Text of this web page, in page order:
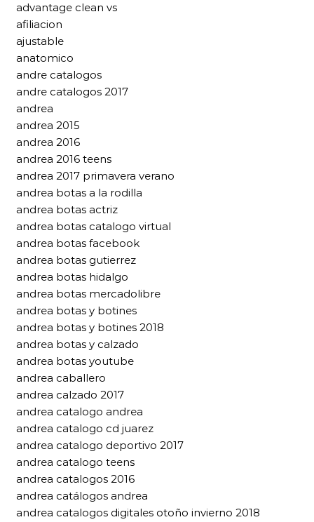
advantage clean vs
afiliacion
ajustable
anatomico
andre catalogos
andre catalogos 2017
andrea
andrea 2015
andrea 2016
andrea 2016 teens
andrea 2017 primavera verano
andrea botas a la rodilla
andrea botas actriz
andrea botas catalogo virtual
andrea botas facebook
andrea botas gutierrez
andrea botas hidalgo
andrea botas mercadolibre
andrea botas y botines
andrea botas y botines 2018
andrea botas y calzado
andrea botas youtube
andrea caballero
andrea calzado 2017
andrea catalogo andrea
andrea catalogo cd juarez
andrea catalogo deportivo 2017
andrea catalogo teens
andrea catalogos 2016
andrea catálogos andrea
andrea catalogos digitales otoño invierno 2018